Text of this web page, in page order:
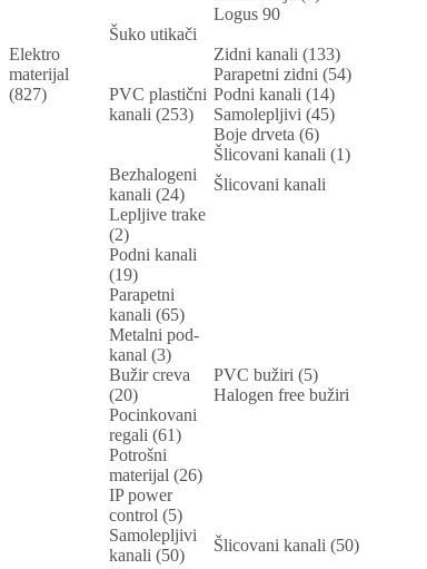
Elektro
materijal
(827)
Logus 90
Šuko utikači
PVC plastični
kanali (253)
Zidni kanali (133)
Parapetni zidni (54)
Podni kanali (14)
Samolepljivi (45)
Boje drveta (6)
Šlicovani kanali (1)
Bezhalogeni
kanali (24)
Šlicovani kanali
Lepljive trake
(2)
Podni kanali
(19)
Parapetni
kanali (65)
Metalni pod-
kanal (3)
Bužir creva
(20)
PVC bužiri (5)
Halogen free bužiri
Pocinkovani
regali (61)
Potrošni
materijal (26)
IP power
control (5)
Samolepljivi
kanali (50)
Šlicovani kanali (50)